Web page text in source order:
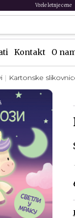
Vrele letnje cene
Kontakt O
Kartonske